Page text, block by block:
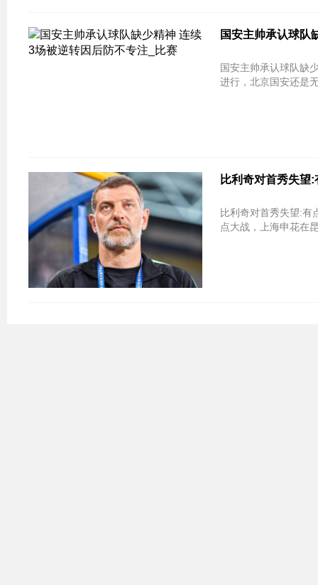
国安主帅承认球队
国安主帅承认球队缺少精神 连续
进行，北京国安还是
比利奇对首秀失望
比利奇对首秀失望:有
点大战，上海申花在